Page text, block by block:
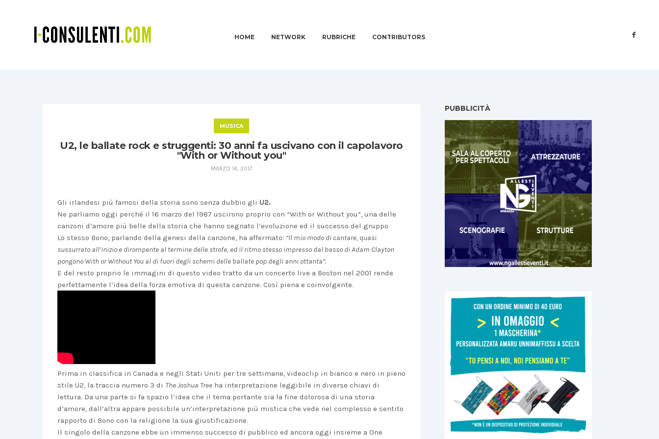
HOME NETWORK RUBRICHE CONTRIBUTORS
MUSICA
U2, le ballate rock e struggenti: 30 anni fa uscivano con il capolavoro
"With or Without you"
MARZO 14, 2017
Gli irlandesi più famosi della storia sono senza dubbio gli U2.
Ne parliamo oggi perché il 16 marzo del 1987 uscirono proprio con “With or Without you”, una delle
canzoni d’amore più belle della storia che hanno segnato l’evoluzione ed il successo del gruppo.
Lo stesso Bono, parlando della genesi della canzone, ha affermato: “Il mio modo di cantare, quasi
sussurrato all’inizio e dirompente al termine delle strofe, ed il ritmo stesso impresso dal basso di Adam Clayton
pongono With or Without You al di fuori degli schemi delle ballate pop degli anni ottanta”.
E del resto proprio le immagini di questo video tratto da un concerto live a Boston nel 2001 rende
perfettamente l’idea della forza emotiva di questa canzone. Così piena e coinvolgente.
Prima in classifica in Canada e negli Stati Uniti per tre settimane, videoclip in bianco e nero in pieno
stile U2, la traccia numero 3 di The Joshua Tree ha interpretazione leggibile in diverse chiavi di
lettura. Da una parte si fa spazio l’idea che il tema portante sia la fine dolorosa di una storia
d’amore, dall’altra appare possibile un’interpretazione più mistica che vede nel complesso e sentito
rapporto di Bono con la religione la sua giustificazione.
Il singolo della canzone ebbe un immenso successo di pubblico ed ancora oggi insieme a One
PUBBLICITÀ